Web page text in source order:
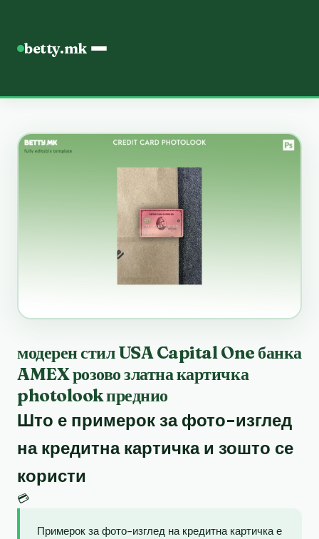
betty.mk
модерен стил USA Capital One банка
AMEX розово златна картичка
photolook преднио
Што е примерок за фото-изглед
на кредитна картичка и зошто се
користи
💳
Примерок за фото-изглед на кредитна картичка е